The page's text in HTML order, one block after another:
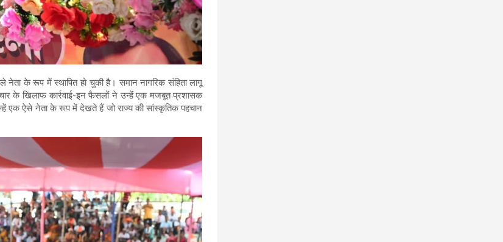
के रूप में स्थापित हो चुकी है। समान नागरिक संहिता लागू
के खिलाफ कार्रवाई-इन फैसलों ने उन्हें एक मजबूत प्रशासक
एक ऐसे नेता के रूप में देखते हैं जो राज्य की सांस्कृतिक पहचान